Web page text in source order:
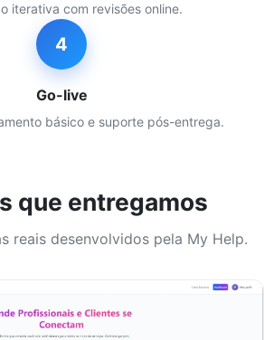
iterativa com revisões online.
4
Go-live
básico e suporte pós-entrega.
que entregamos
reais desenvolvidos pela My Help.